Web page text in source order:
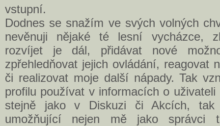
vstupní.
Dodnes se snažím ve svých volných
nevěnuji nějaké té lesní vycházce,
rozvíjet je dál, přidávat nové
zpřehledňovat jejich ovládání, reagovat
či realizovat moje další nápady. Tak
profilu používat v informacích o
stejně jako v Diskuzi či Akcích, tak
umožňující nejen mě jako správci